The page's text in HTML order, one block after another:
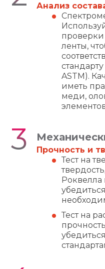
Анализ
проверки
ленты,
ASTM).
иметь
меди,
Прочность и
Тест на
Роквелла
Тест на